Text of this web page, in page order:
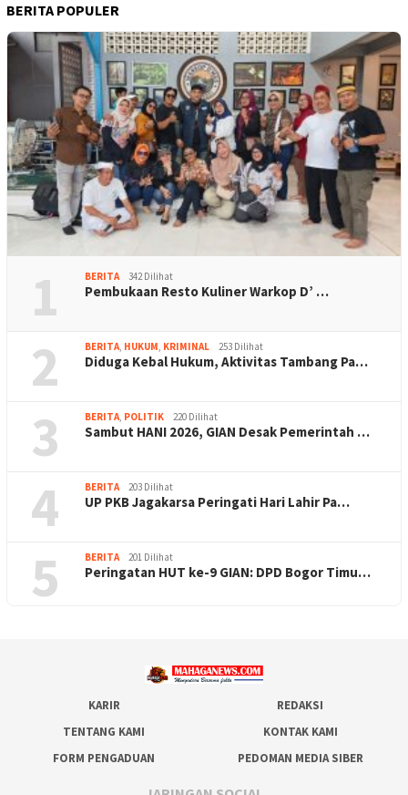
BERITA POPULER
1 BERITA 342 Dilihat
Pembukaan Resto Kuliner Warkop D’ …
2 BERITA, HUKUM, KRIMINAL 253 Dilihat
Diduga Kebal Hukum, Aktivitas Tambang Pa…
3 BERITA, POLITIK 220 Dilihat
Sambut HANI 2026, GIAN Desak Pemerintah …
4 BERITA 203 Dilihat
UP PKB Jagakarsa Peringati Hari Lahir Pa…
5 BERITA 201 Dilihat
Peringatan HUT ke-9 GIAN: DPD Bogor Timu…
KARIR
REDAKSI
TENTANG KAMI
KONTAK KAMI
FORM PENGADUAN
PEDOMAN MEDIA SIBER